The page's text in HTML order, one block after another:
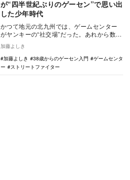
が“四半世紀ぶりのゲーセン”で思い出
した少年時代
かつて地元の北九州では、ゲームセンター
がヤンキーの“社交場”だった。あれから数十
年。38歳になった筆者が、時間がないいま
だからこ…
加藤よしき
加藤よしき
38歳からのゲーセン入門
ゲームセンタ
ー
ストリートファイター